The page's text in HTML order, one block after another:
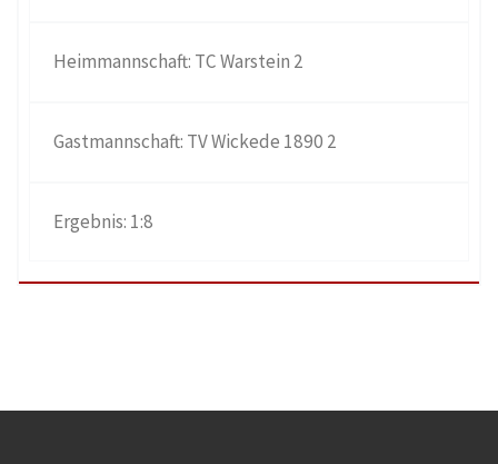
TC Warstein 2
TV Wickede 1890 2
1:8